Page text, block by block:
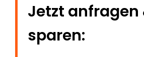
Jetzt anfragen
sparen: